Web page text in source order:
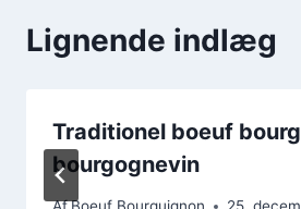
Lignende indlæg
Traditionel boeuf
bourgognevin